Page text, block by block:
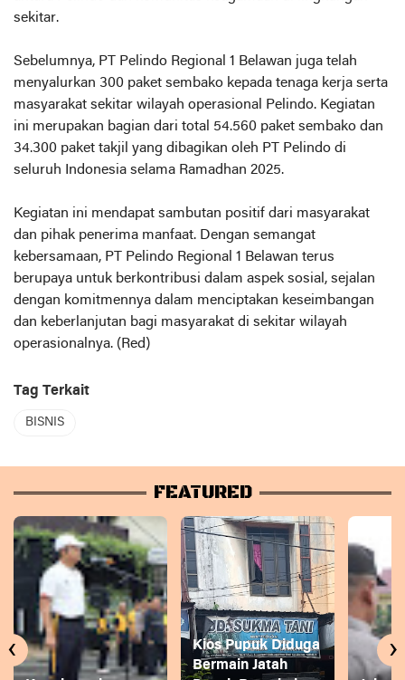
sekitar.
Sebelumnya, PT Pelindo Regional 1 Belawan juga telah
menyalurkan 300 paket sembako kepada tenaga kerja serta
masyarakat sekitar wilayah operasional Pelindo. Kegiatan
ini merupakan bagian dari total 54.560 paket sembako dan
34.300 paket takjil yang dibagikan oleh PT Pelindo di
seluruh Indonesia selama Ramadhan 2025.
Kegiatan ini mendapat sambutan positif dari masyarakat
dan pihak penerima manfaat. Dengan semangat
kebersamaan, PT Pelindo Regional 1 Belawan terus
berupaya untuk berkontribusi dalam aspek sosial, sejalan
dengan komitmennya dalam menciptakan keseimbangan
dan keberlanjutan bagi masyarakat di sekitar wilayah
operasionalnya. (Red)
Tag Terkait
BISNIS
FEATURED
Kios Pupuk Diduga
Bermain Jatah
‹ ›